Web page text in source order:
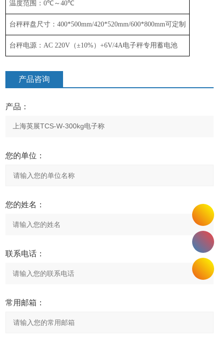
温度范围：0℃ ～40℃
台秤秤盘尺寸：400*500mm/420*520mm/600*800mm可定制
台秤电源：AC 220V （±10%）+6V/4A电子秤专用蓄电池
产品咨询
产品：
您的单位：
您的姓名：
联系电话：
常用邮箱：